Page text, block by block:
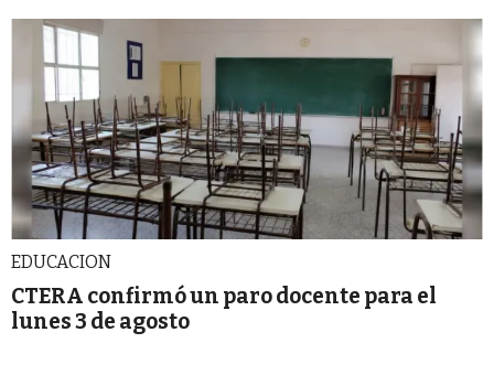
EDUCACION
CTERA confirmó un paro docente para el
lunes 3 de agosto